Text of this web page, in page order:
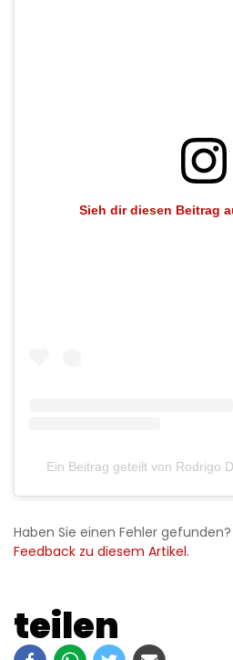
Sieh dir diesen Beitrag
Ein Beitrag geteilt von Rodrigo
Haben Sie einen Fehler gefunden?
Feedback zu diesem Artikel.
teilen